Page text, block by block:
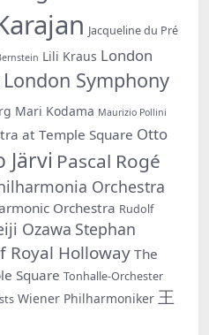
Jacqueline du Pré
Lili Kraus London
London Symphony
Mari Kodama Maurizio Pollini
at Temple Square Otto
Järvi Pascal Rogé
Orchestra
Orchestra Rudolf
Ozawa Stephan
Royal Holloway The
Square Tonhalle-Orchester
Wiener Philharmoniker 王